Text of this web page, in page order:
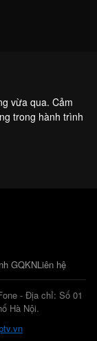
vừa qua. Cảm
trong hành trình
GQKNLiên hệ
- Địa chỉ: Số 01
Hà Nội.